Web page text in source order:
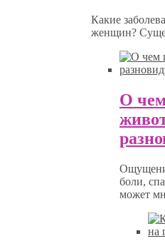
Какие
женщин?
О
боли,
может